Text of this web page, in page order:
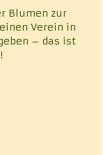
Blumen zur
Verein in
– das ist